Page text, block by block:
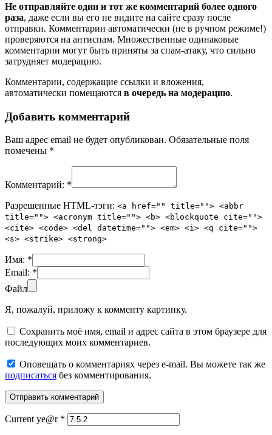
Не отправляйте один и тот же комментарий более одного
раза, даже если вы его не видите на сайте сразу после
отправки. Комментарии автоматически (не в ручном режиме!)
проверяются на антиспам. Множественные одинаковые
комментарии могут быть приняты за спам-атаку, что сильно
затрудняет модерацию.
Комментарии, содержащие ссылки и вложения,
автоматически помещаются в очередь на модерацию.
Добавить комментарий
Ваш адрес email не будет опубликован. Обязательные поля
помечены *
Комментарий: *
Разрешенные HTML-тэги: <a href="" title=""> <abbr
title=""> <acronym title=""> <b> <blockquote cite="">
<cite> <code> <del datetime=""> <em> <i> <q cite="">
<s> <strike> <strong>
Имя: *
Email: *
Файл
Я, пожалуй, приложу к комменту картинку.
Сохранить моё имя, email и адрес сайта в этом браузере для
последующих моих комментариев.
Оповещать о комментариях через e-mail. Вы можете так же
подписаться без комментирования.
Current ye@r *